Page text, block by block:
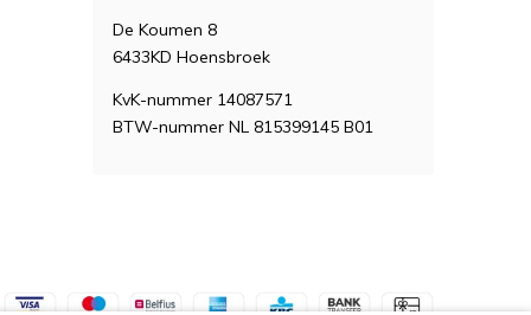
De Koumen 8
6433KD Hoensbroek
KvK-nummer 14087571
BTW-nummer NL 815399145 B01